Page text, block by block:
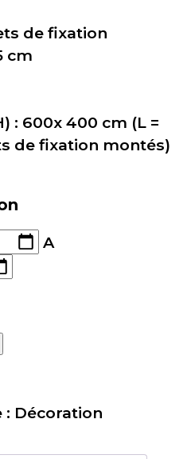
de fixation
cm
: 600x 400 cm (L =
de fixation montés)
A
: Décoration